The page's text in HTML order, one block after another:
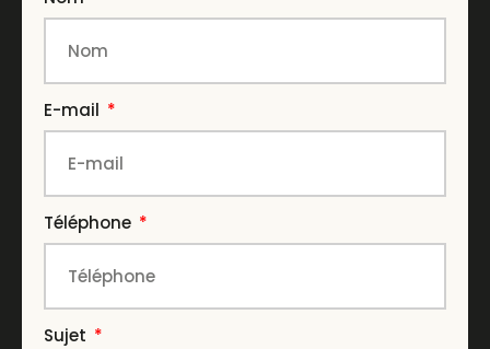
E-mail
Téléphone
Sujet